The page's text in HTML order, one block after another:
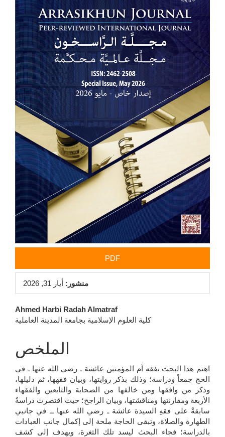
للمقالة
PDF
منشور: أيار 31, 2026
محتوى
المقالة
الرئيسي
Ahmed Harbi Radah Almatraf
كلية العلوم الإسلامية بجامعة المدينة العاملية
الملخص
اهتم هذا البحث بفقه أم المؤمنين عائشة ـ رضي الله عنها ـ في
الحج جمعاً ودراسة؛ وذلك بذكر روايتها، وبيان فقهها، ثم دليلها،
وذكر من وافقها ومن خالفها من الصحابة والتابعين والفقهاء
الأربعة ومقارنتها ومناقشتها، وبيان الراجح؛ حيث اقتصرت دراسةٌ
سابقةٌ على فقهِ السيدة عائشة ـ رضي الله عنها ــ في جانبي
الطهارة والصلاة، وتبقى الحاجة ملحة إلى إكمال جانب العبادات
بالدراسة؛ فجاء البحث ليسد تلك الثغرة، ويهدف إلى كشف